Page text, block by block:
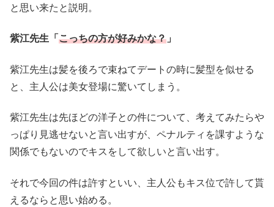
と思い来たと説明。
紫江先生「 こっちの方が好みかな？ 」
紫江先生は髪を後ろで束ねてデートの時に髪型を似せる
と、主人公は美女登場に驚いてしまう。
紫江先生は先ほどの洋子との件について、考えてみたらや
っぱり見逃せないと言い出すが、ペナルティを課すような
関係でもないのでキスをして欲しいと言い出す。
それで今回の件は許すといい、主人公もキス位で許して貰
えるならと思い始める。